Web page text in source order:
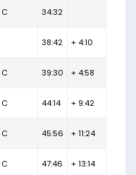
C 34:32
38:42 + 4:10
C 39:30 + 4:58
C 44:14 + 9:42
C 45:56 + 11:24
C 47:46 + 13:14